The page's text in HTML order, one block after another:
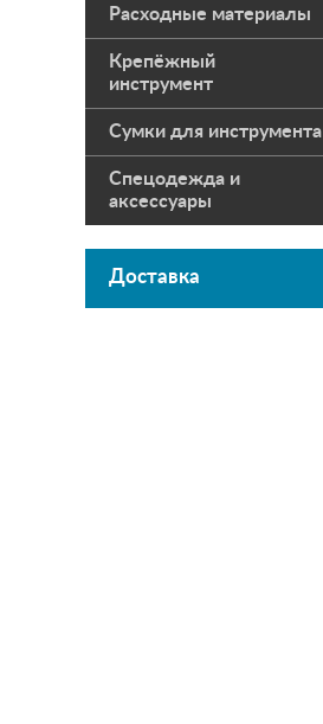
Расходные материалы
Крепёжный
инструмент
Сумки для инструмента
Спецодежда и
аксессуары
Доставка